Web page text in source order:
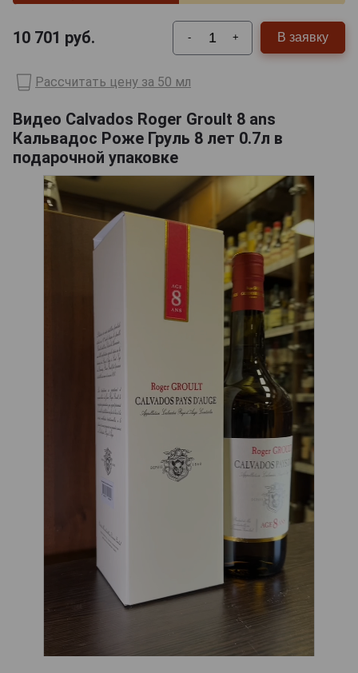
10 701 руб. - + В заявку
Рассчитать цену за 50 мл
Видео Calvados Roger Groult 8 ans
Кальвадос Роже Груль 8 лет 0.7л в
подарочной упаковке